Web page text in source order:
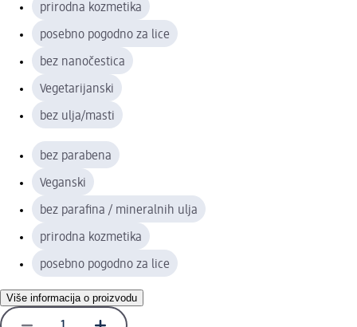
prirodna kozmetika
posebno pogodno za lice
bez nanočestica
Vegetarijanski
bez ulja/masti
bez parabena
Veganski
bez parafina / mineralnih ulja
prirodna kozmetika
posebno pogodno za lice
Više informacija o proizvodu